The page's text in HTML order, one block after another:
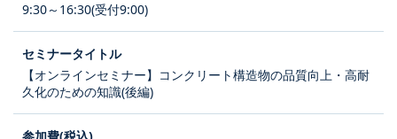
9:30～16:30(受付9:00)
【オンラインセミナー】コンクリート構造物の品質向上・高耐
久化のための知識(後編)